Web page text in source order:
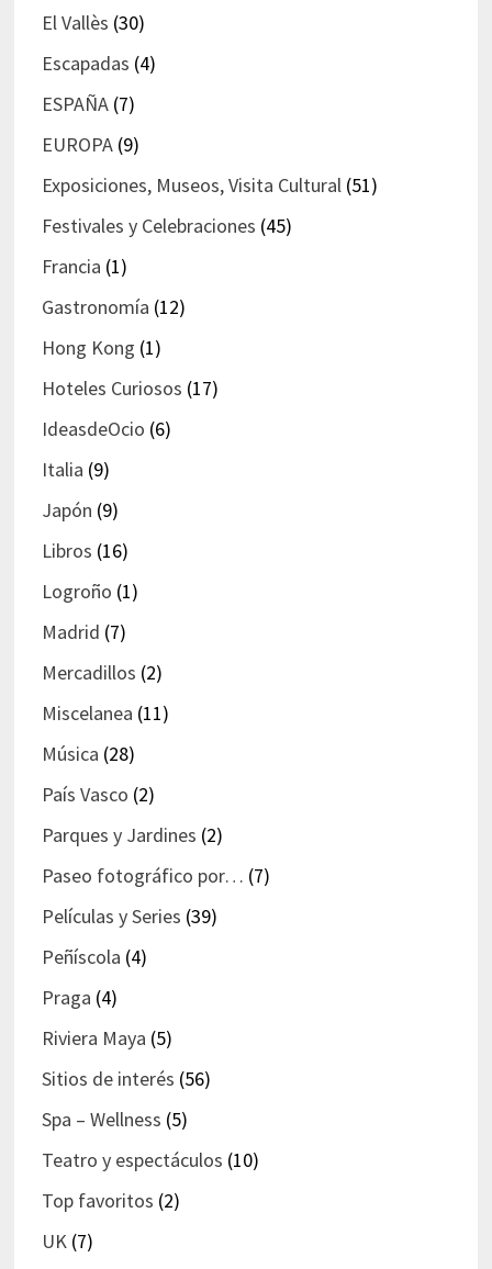
El Vallès (30)
Escapadas (4)
ESPAÑA(7)
EUROPA(9)
Exposiciones, Museos, Visita Cultural(51)
Festivales y Celebraciones (45)
Francia (1)
Gastronomía (12)
Hong Kong (1)
Hoteles Curiosos (17)
IdeasdeOcio (6)
Italia (9)
Japón (9)
Libros (16)
Logroño (1)
Madrid (7)
Mercadillos (2)
Miscelanea (11)
Música (28)
País Vasco (2)
Parques y Jardines (2)
Paseo fotográfico por… (7)
Películas y Series (39)
Peñíscola (4)
Praga (4)
Riviera Maya (5)
Sitios de interés (56)
Spa – Wellness (5)
Teatro y espectáculos (10)
Top favoritos (2)
UK(7)